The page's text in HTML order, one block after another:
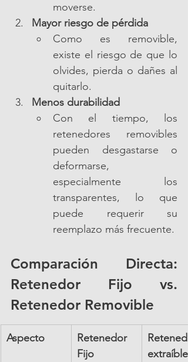
moverse.
Mayor riesgo de pérdida
Como es removible,
existe el riesgo de que lo
olvides, pierda o dañes al
quitarlo.
Menos durabilidad
Con el tiempo, los
retenedores removibles
pueden desgastarse o
deformarse,
especialmente los
transparentes, lo que
puede requerir su
reemplazo más frecuente.
Comparación Directa:
Retenedor Fijo vs.
Retenedor Removible
Aspecto
Retenedor
Fijo
extraíble